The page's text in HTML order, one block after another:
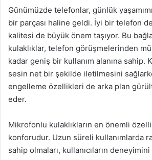
Günümüzde telefonlar, günlük
bir parçası haline geldi. İyi bir telefon
kalitesi de büyük önem taşıyor. Bu
kulaklıklar, telefon görüşmelerinden
kadar geniş bir kullanım alanına sahip.
sesin net bir şekilde iletilmesini
engelleme özellikleri de arka plan
eder.
Mikrofonlu kulaklıkların en önemli
konforudur. Uzun süreli kullanımlarda
sahip olmaları, kullanıcıların